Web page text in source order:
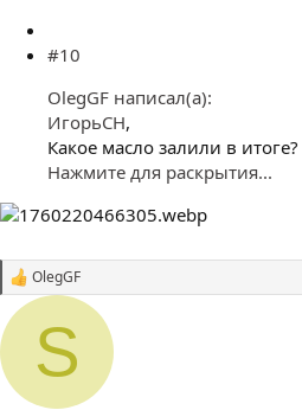
#10
OlegGF написал(а):
ИгорьСН,
Какое масло залили в итоге?
Нажмите для раскрытия...
С
м
т
и
OlegGF
S